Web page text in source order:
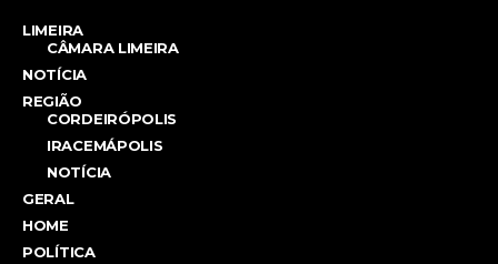
LIMEIRA
CÂMARA LIMEIRA
NOTÍCIA
REGIÃO
CORDEIRÓPOLIS
IRACEMÁPOLIS
NOTÍCIA
GERAL
HOME
POLÍTICA